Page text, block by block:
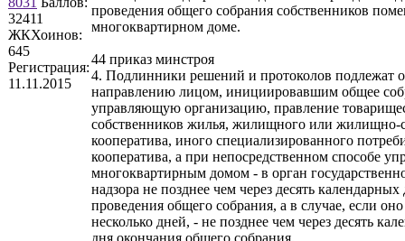
32411
ЖКХоинов:
645
Регистрация:
11.11.2015
проведения общего собрания собственников
многоквартирном доме.
44 приказ минстроя
4. Подлинники решений и протоколов подлежат
направлению лицом, инициировавшим общее
управляющую организацию, правление
собственников жилья, жилищного или жилищно-
кооператива, иного специализированного
кооператива, а при непосредственном способе
многоквартирным домом - в орган
надзора не позднее чем через десять
проведения общего собрания, а в случае, если
несколько дней, - не позднее чем через десять
дня окончания общего собрания.